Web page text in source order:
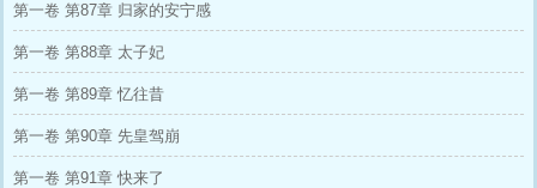
第一卷 第87章 归家的安宁感
第一卷 第88章 太子妃
第一卷 第89章 忆往昔
第一卷 第90章 先皇驾崩
第一卷 第91章 快来了